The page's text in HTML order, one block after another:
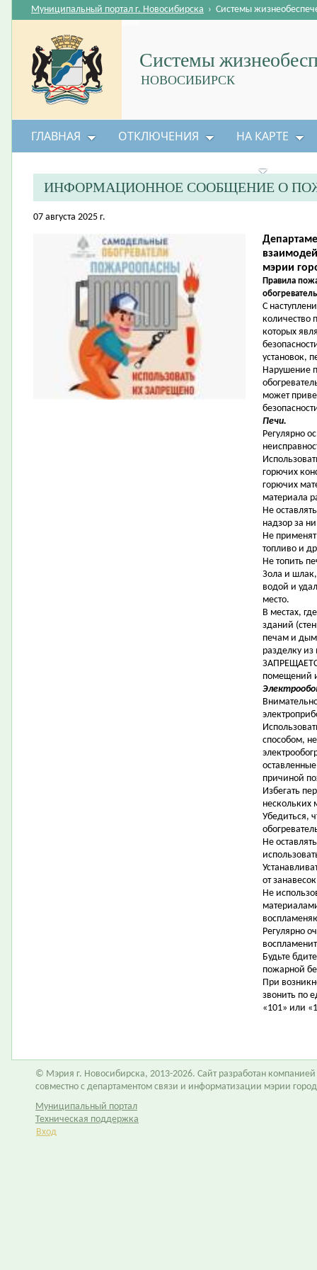
Системы
НОВОСИБИРСК
Муниципальный портал г. Новосибирска › Системы
ГЛАВНАЯ ОТКЛЮЧЕНИЯ НА КАРТЕ
ИНФОРМАЦИОННОЕ СООБЩЕНИЕ О
07 августа 2025 г.
мэрии
Правила
С
количество
которых
установок,
Нарушение
может
Печи.
Регулярно
горючих
горючих
материала
Не
надзор за
Не
топливо и
Не топить
Зола и
водой и
место.
В местах,
зданий
печам и
разделку
помещений
способом,
причиной
Избегать
нескольких
Убедиться,
Не
от
Не
Регулярно
Будьте
пожарной
При
звонить по
«101» или
© Мэрия г. Новосибирска, 2013-2026. Сайт разработан компанией
совместно с департаментом связи и информатизации мэрии
Муниципальный портал
Техническая поддержка
Вход